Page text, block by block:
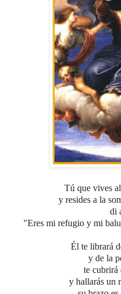
Tú que vives
y resides a la
di
"Eres mi refugio y mi
Él te librará
y de la
te cubrirá
y hallarás un